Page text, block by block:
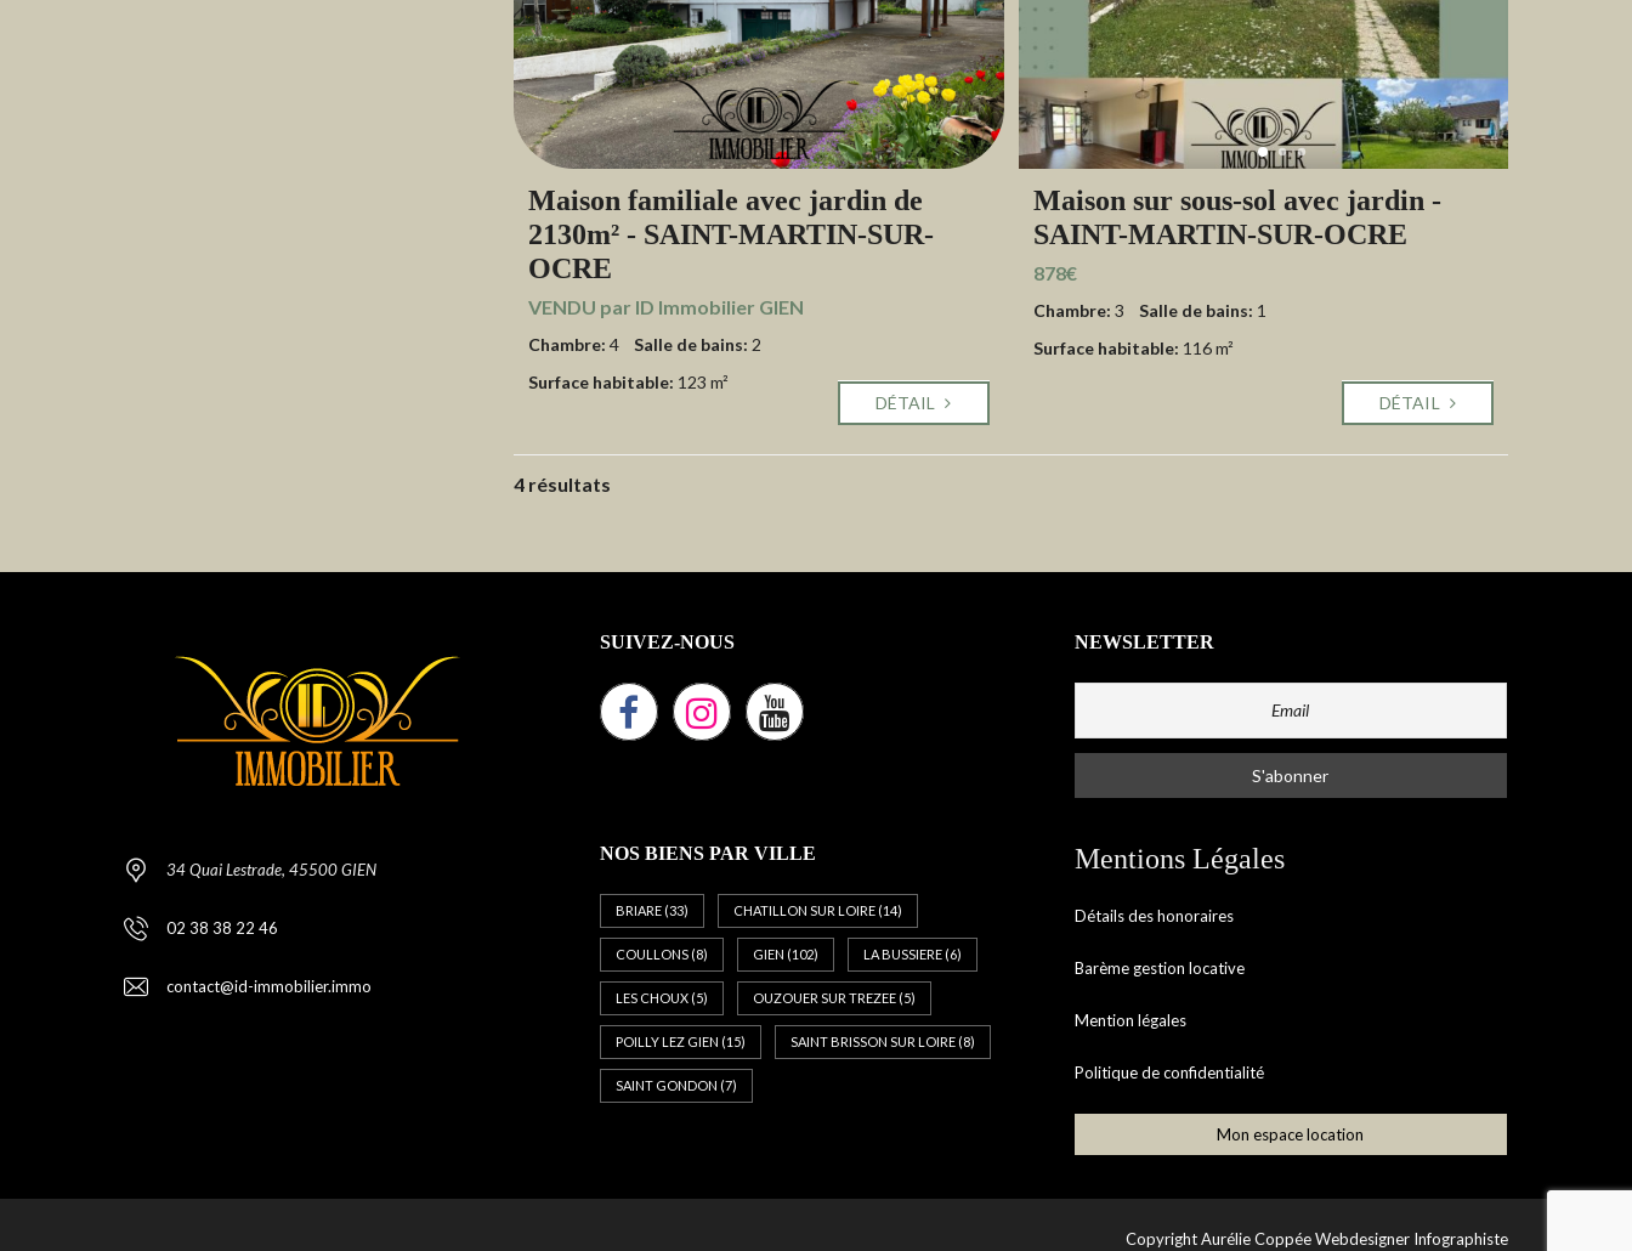
Maison familiale avec jardin de
2130m² - SAINT-MARTIN-SUR-
OCRE
VENDU par ID Immobilier GIEN
Chambre: 4 Salle de bains: 2
Surface habitable: 123 m²
DÉTAIL
Maison sur sous-sol avec jardin -
SAINT-MARTIN-SUR-OCRE
878€
Chambre: 3 Salle de bains: 1
Surface habitable: 116 m²
DÉTAIL
4 résultats
34 Quai Lestrade, 45500 GIEN
02 38 38 22 46
contact@id-immobilier.immo
SUIVEZ-NOUS NEWSLETTER
NOS BIENS PAR VILLE
BRIARE(33) CHATILLON SUR LOIRE(14)
COULLONS(8) GIEN (102) LA BUSSIERE(6)
LES CHOUX(5) OUZOUER SUR TREZEE(5)
POILLY LEZ GIEN (15) SAINT BRISSON SUR LOIRE(8)
SAINT GONDON (7)
Mentions Légales
Détails des honoraires
Barème gestion locative
Mention légales
Politique de confidentialité
Mon espace location
CopyrightAurélie Coppée Webdesigner Infographiste